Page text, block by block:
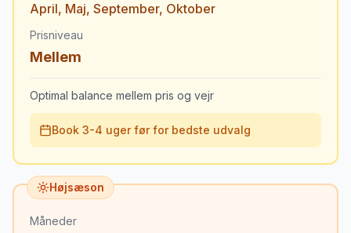
April, Maj, September, Oktober
Prisniveau
Mellem
Optimal balance mellem pris og vejr
Book 3-4 uger før for bedste udvalg
Højsæson
Måneder